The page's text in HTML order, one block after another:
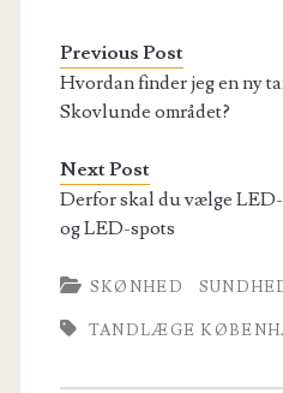
Previous Post
Hvordan finder jeg en ny
Skovlunde området?
Next Post
Derfor skal du vælge
og LED-spots
SKØNHED
TANDLÆGE